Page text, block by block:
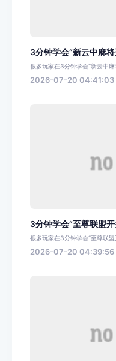
3分钟学会“新云中麻
很多玩家在3分钟学会“新云中
2026-07-20 04:41:03
3分钟学会“至尊联盟
很多玩家在3分钟学会“至尊联
2026-07-20 04:39:56